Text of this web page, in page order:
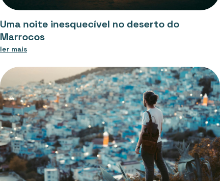
Uma noite inesquecível no deserto do
Marrocos
ler mais